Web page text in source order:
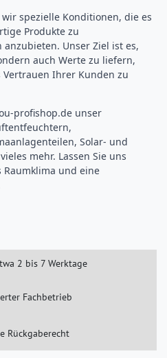
spezielle Konditionen, die es
Produkte zu
Unser Ziel ist es,
auch Werte zu liefern,
Ihrer Kunden zu
profishop.de unser
Solar- und
mehr. Lassen Sie uns
und eine
2 bis 7 Werktage
Fachbetrieb
Rückgaberecht